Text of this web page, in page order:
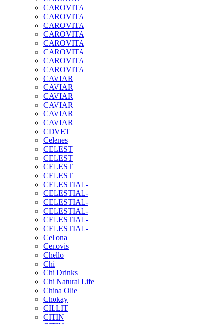
CAROVITA
CAROVITA
CAROVITA
CAROVITA
CAROVITA
CAROVITA
CAROVITA
CAROVITA
CAVIAR
CAVIAR
CAVIAR
CAVIAR
CAVIAR
CAVIAR
CDVET
Celenes
CELEST
CELEST
CELEST
CELEST
CELESTIAL-
CELESTIAL-
CELESTIAL-
CELESTIAL-
CELESTIAL-
CELESTIAL-
Cellona
Cenovis
Chello
Chi
Chi Drinks
Chi Natural Life
China Olie
Chokay
CILLIT
CITIN